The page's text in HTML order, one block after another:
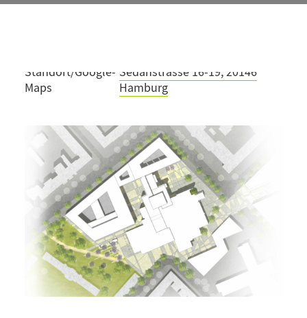
Standort/Google-
Maps
Sedanstrasse 16-19, 20146
Hamburg